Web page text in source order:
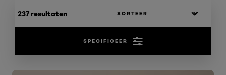
237 resultaten
SPECIFICEER